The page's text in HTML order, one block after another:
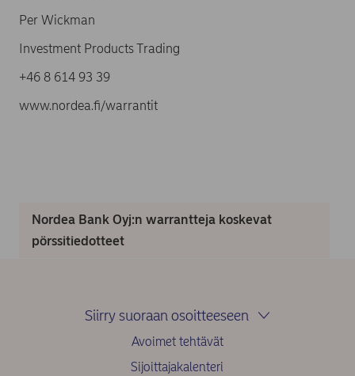
Per Wickman
Investment Products Trading
+46 8 614 93 39
www.nordea.fi/warrantit
Nordea Bank Oyj:n warrantteja koskevat
pörssitiedotteet
Siirry suoraan osoitteeseen
Avoimet tehtävät
Sijoittajakalenteri